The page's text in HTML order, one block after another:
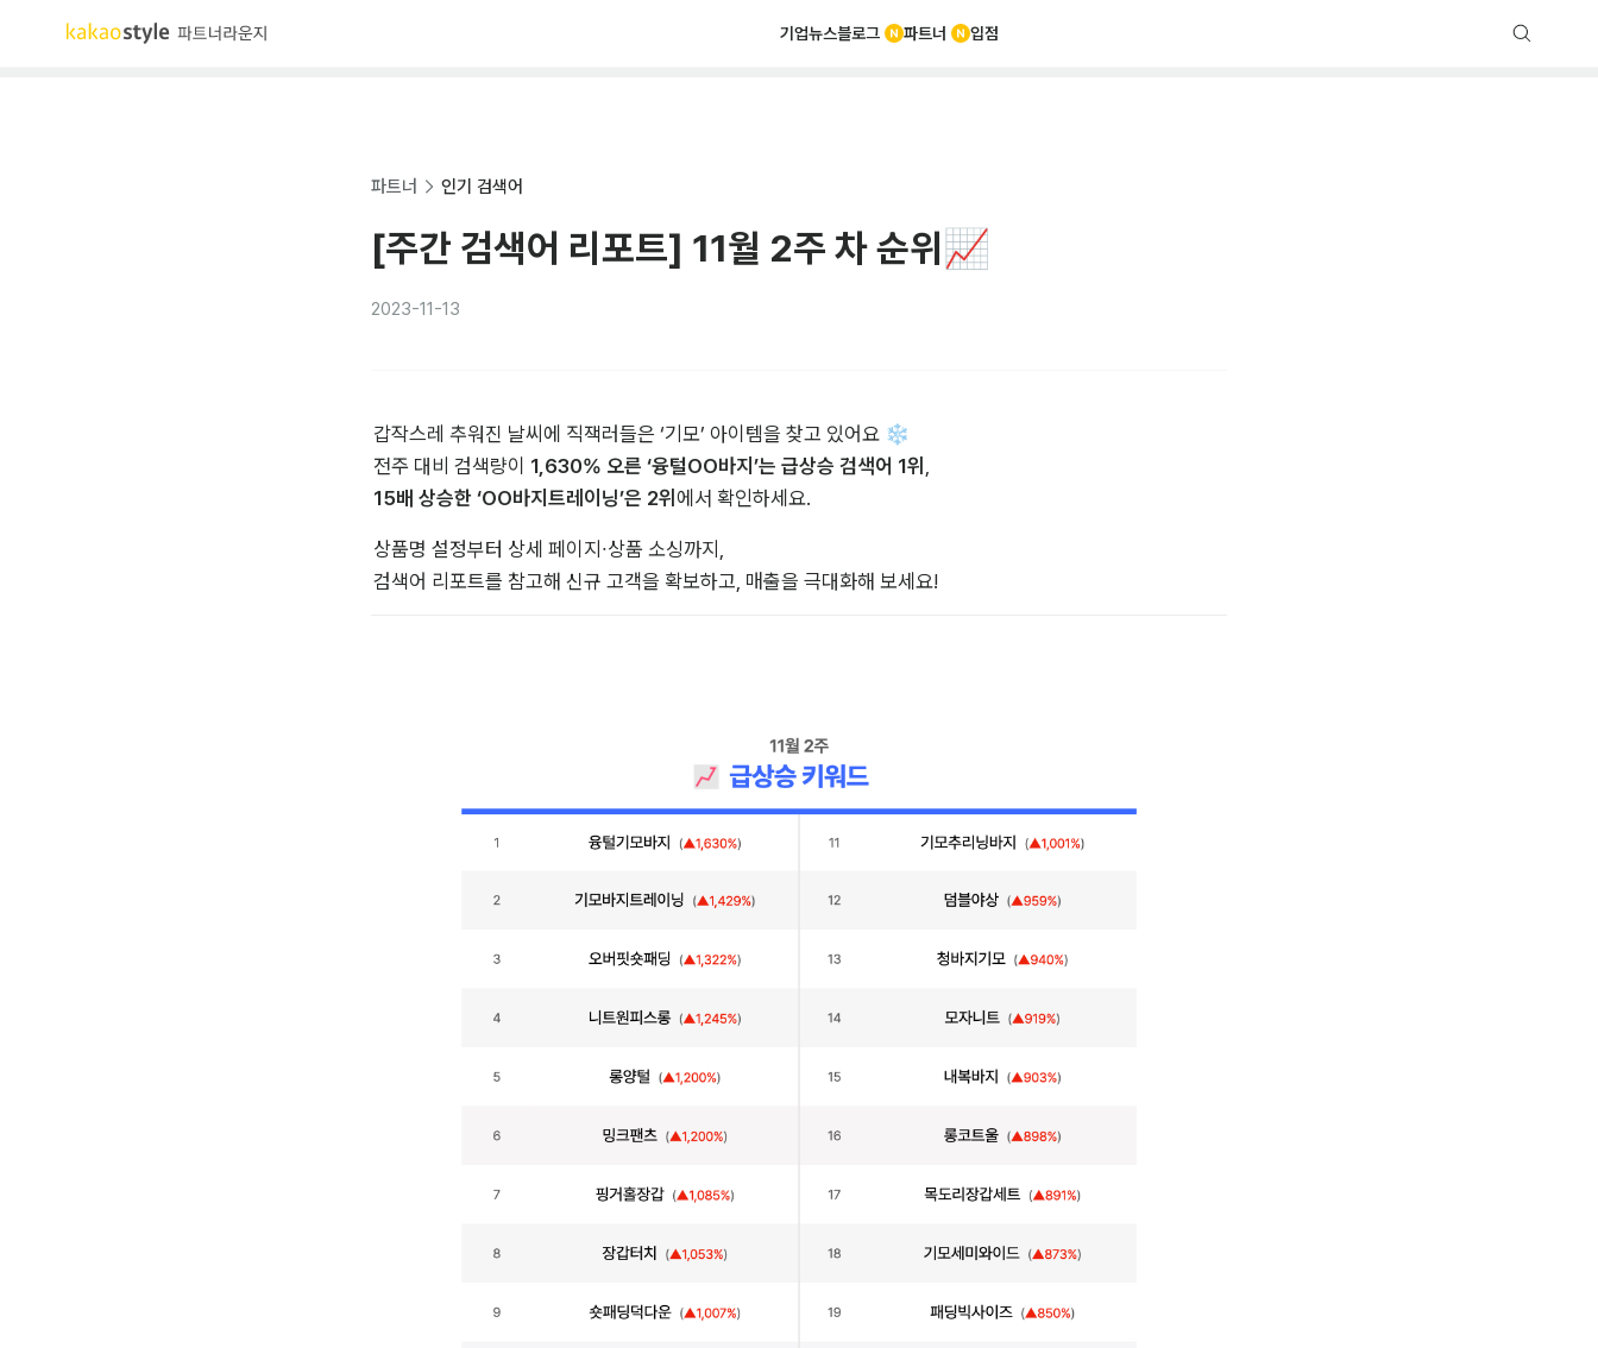
기업뉴스블로그 파트너 입점
파트너 인기 검색어
[주간 검색어 리포트] 11월 2주 차 순위📈
2023-11-13
갑작스레 추워진 날씨에 직잭러들은 ‘기모’ 아이템을 찾고 있어요 ❄️
전주 대비 검색량이 1,630% 오른 ‘융털OO바지’는 급상승 검색어 1위
15배 상승한 ‘OO바지트레이닝’은 2위 에서 확인하세요.
상품명 설정부터 상세 페이지∙상품 소싱까지,
검색어 리포트를 참고해 신규 고객을 확보하고, 매출을 극대화해 보세요!